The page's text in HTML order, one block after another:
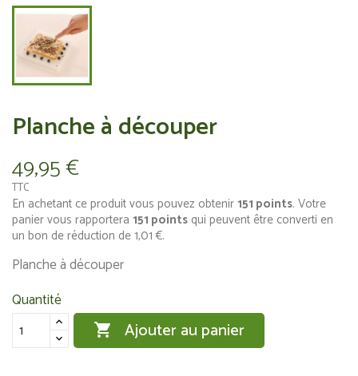
Planche à découper
49,95 €
TTC
En achetant ce produit vous pouvez obtenir151 points. Votre
panier vous rapportera 151 points qui peuvent être converti en
un bon de réduction de1,01 €.
Planche à découper
Quantité
 Ajouter au panier